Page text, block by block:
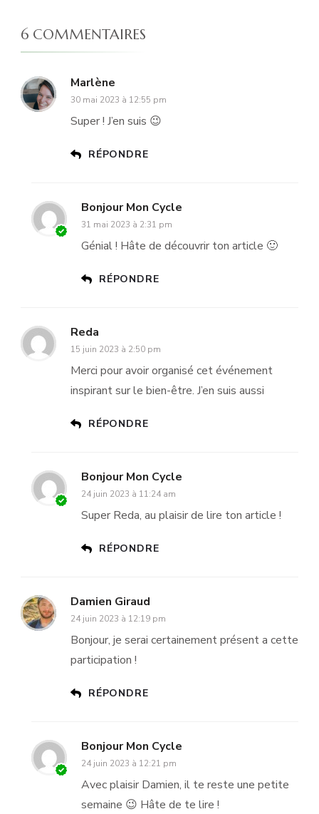
6 COMMENTAIRES
Marlène
30 mai 2023 à 12:55 pm
Super ! J’en suis 😉
RÉPONDRE
Bonjour Mon Cycle
31 mai 2023 à 2:31 pm
Génial ! Hâte de découvrir ton article 🙂
RÉPONDRE
Reda
15 juin 2023 à 2:50 pm
Merci pour avoir organisé cet événement
inspirant sur le bien-être. J’en suis aussi
RÉPONDRE
Bonjour Mon Cycle
24 juin 2023 à 11:24 am
Super Reda, au plaisir de lire ton article !
RÉPONDRE
Damien Giraud
24 juin 2023 à 12:19 pm
Bonjour, je serai certainement présent a cette
participation !
RÉPONDRE
Bonjour Mon Cycle
24 juin 2023 à 12:21 pm
Avec plaisir Damien, il te reste une petite
semaine 😉 Hâte de te lire !